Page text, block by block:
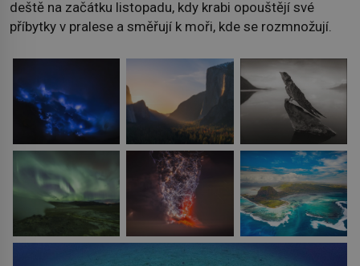
deště na začátku listopadu, kdy krabi opouštějí své
příbytky v pralese a směřují k moři, kde se rozmnožují.